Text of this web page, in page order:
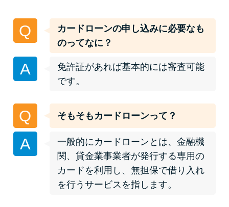
便利なコンテンツ
カードローン診断
特集ページ
リボ払いをそのまま払いきると
損！
Q
カードローンの申し込みに必要なも
のってなに？
A
免許証があれば基本的には審査可能
です。
Q そもそもカードローンって？
A
一般的にカードローンとは、金融機
関、貸金業事業者が発行する専用の
カードを利用し、無担保で借り入れ
を行うサービスを指します。